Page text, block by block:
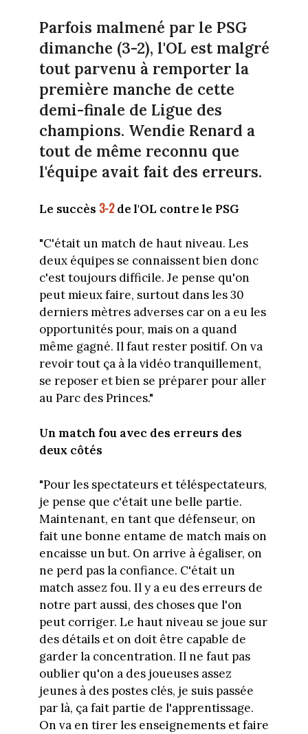
Parfois malmené par le PSG
dimanche (3-2), l'OL est malgré
tout parvenu à remporter la
première manche de cette
demi-finale de Ligue des
champions. Wendie Renard a
tout de même reconnu que
l'équipe avait fait des erreurs.
Le succès 3-2de l'OL contre le PSG
"C'était un match de haut niveau. Les
deux équipes se connaissent bien donc
c'est toujours difficile. Je pense qu'on
peut mieux faire, surtout dans les 30
derniers mètres adverses car on a eu les
opportunités pour, mais on a quand
même gagné. Il faut rester positif. On va
revoir tout ça à la vidéo tranquillement,
se reposer et bien se préparer pour aller
au Parc des Princes."
Un match fou avec des erreurs des
deux côtés
"Pour les spectateurs et téléspectateurs,
je pense que c'était une belle partie.
Maintenant, en tant que défenseur, on
fait une bonne entame de match mais on
encaisse un but. On arrive à égaliser, on
ne perd pas la confiance. C'était un
match assez fou. Il y a eu des erreurs de
notre part aussi, des choses que l'on
peut corriger. Le haut niveau se joue sur
des détails et on doit être capable de
garder la concentration. Il ne faut pas
oublier qu'on a des joueuses assez
jeunes à des postes clés, je suis passée
par là, ça fait partie de l'apprentissage.
On va en tirer les enseignements et faire